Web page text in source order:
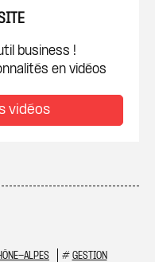
business !
en vidéos
vidéos
ALPES # GESTION